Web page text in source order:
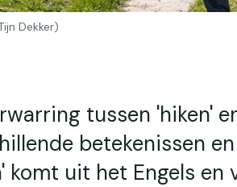
Dekker)
tussen 'hiken'
betekenissen
komt uit het Engels